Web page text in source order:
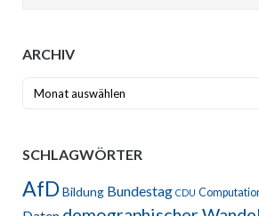
ARCHIV
Archiv
SCHLAGWÖRTER
AfDBildung Bundestag CDU